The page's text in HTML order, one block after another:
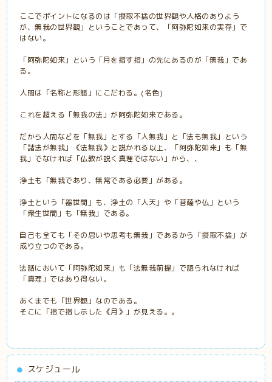
ここでポイントになるのは「摂取不捨の世界観や人格のありよう
が、無我の世界観」ということであって、「阿弥陀如来の実存」で
はない。
「阿弥陀如来」という「月を指す指」の先にあるのが「無我」であ
る。
人間は「名称と形態」にこだわる。(名色)
これを超える「無我の法」が阿弥陀如来である。
だから人間などを「無我」とする「人無我」と「法も無我」という
「諸法が無我」《法無我》と説かれる以上、「阿弥陀如来」も「無
我」でなければ「仏教が説く真理ではない」から、、
浄土も「無我であり、無常である必要」がある。
浄土という「器世間」も、浄土の「人天」や「菩薩や仏」という
「衆生世間」も「無我」である。
自己も全ても「その思いや思考も無我」であるから「摂取不捨」が
成り立つのである。
法話において「阿弥陀如来」も「法無我前提」で語られなければ
「真理」ではあり得ない。
あくまでも「世界観」なのである。
そこに「指で指し示した《月》」が見える。。
スケジュール